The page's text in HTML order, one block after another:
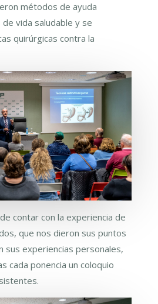
métodos de ayuda
vida saludable y se
quirúrgicas contra la
contar con la experiencia de
que nos dieron sus puntos
sus experiencias personales,
cada ponencia un coloquio